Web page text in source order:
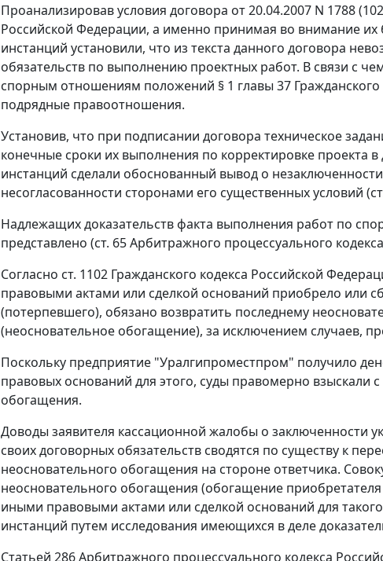
Проанализировав условия договора от 20.04.2007 N 1788
Российской Федерации, а именно принимая во внимание
инстанций установили, что из текста данного договора
обязательств по выполнению проектных работ. В связи с
спорным отношениям положений § 1 главы 37
подрядные правоотношения.
Установив, что при подписании договора техническое
конечные сроки их выполнения по корректировке проекта
инстанций сделали обоснованный вывод о
несогласованности сторонами его существенных условий (
Надлежащих доказательств факта выполнения работ по
представлено (ст. 65Арбитражного процессуального
Согласно ст. 1102 Гражданского кодекса Российской
правовыми актами или сделкой оснований приобрело или
(потерпевшего), обязано возвратить последнему
(неосновательное обогащение), за исключением случаев,
Поскольку предприятие "Уралгипроместпром" получило
правовых оснований для этого, суды правомерно взыскали
обогащения.
Доводы заявителя кассационной жалобы о заключенности
своих договорных обязательств сводятся по существу к
неосновательного обогащения на стороне ответчика.
неосновательного обогащения (обогащение
иными правовыми актами или сделкой оснований для
инстанций путем исследования имеющихся в деле
Статьей 286Арбитражного процессуального кодекса